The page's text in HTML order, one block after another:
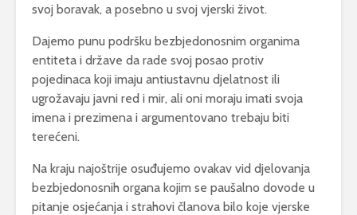
svoj boravak, a posebno u svoj vjerski život.
Dajemo punu podršku bezbjedonosnim organima
entiteta i države da rade svoj posao protiv
pojedinaca koji imaju antiustavnu djelatnost ili
ugrožavaju javni red i mir, ali oni moraju imati svoja
imena i prezimena i argumentovano trebaju biti
terećeni.
Na kraju najoštrije osuđujemo ovakav vid djelovanja
bezbjedonosnih organa kojim se paušalno dovode u
pitanje osjećanja i strahovi članova bilo koje vjerske